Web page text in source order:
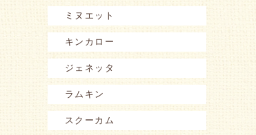
ミヌエット
キンカロー
ジェネッタ
ラムキン
スクーカム